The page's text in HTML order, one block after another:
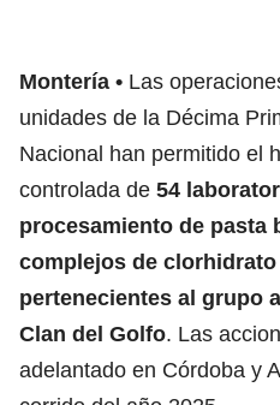
Montería
Las
unidades de la Décima
Nacional han permitido el
controlada de 54
procesamiento de pasta
complejos de
pertenecientes al grupo
Clan del Golfo. Las
adelantado en Córdoba y